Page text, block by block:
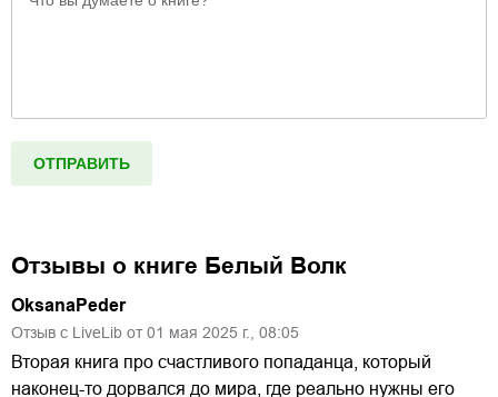
Отзывы о книге Белый Волк
OksanaPeder
Отзыв с LiveLib от 01 мая 2025 г., 08:05
Вторая книга про счастливого попаданца, который
наконец-то дорвался до мира, где реально нужны его